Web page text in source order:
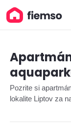
Pozrite si
lokalite Liptov za